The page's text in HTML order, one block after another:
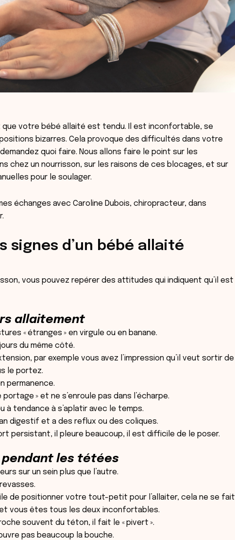
que votre bébé allaité est tendu. Il est inconfortable, se
bizarres. Cela provoque des difficultés dans votre
quoi faire. Nous allons faire le point sur les
chez un nourrisson, sur les raisons de ces blocages, et sur
pour le soulager.
échanges avec Caroline Dubois, chiropracteur, dans
.
signes d’un bébé allaité
vous pouvez repérer des attitudes qui indiquent qu’il est
allaitement
« étranges » en virgule ou en banane.
du même côté.
par exemple vous avez l’impression qu’il veut sortir de
le portez.
permanence.
portage » et ne s’enroule pas dans l’écharpe.
à tendance à s’aplatir avec le temps.
digestif et a des reflux ou des coliques.
persistant, il pleure beaucoup, il est difficile de le poser.
pendant les tétées
sur un sein plus que l’autre.
de positionner votre tout-petit pour l’allaiter, cela ne se fait
vous êtes tous les deux inconfortables.
souvent du téton, il fait le « pivert ».
pas beaucoup la bouche.